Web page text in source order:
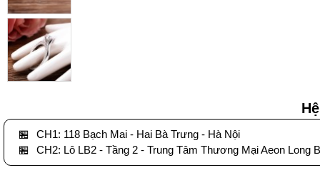
🏪
CH1: 118 Bạch Mai - Hai Bà Trưng - Hà Nội
🏪
CH2: Lô LB2 - Tầng 2 - Trung Tâm Thương Mại Aeon Long